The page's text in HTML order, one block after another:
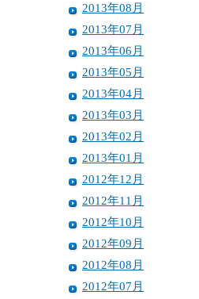
2013年08月
2013年07月
2013年06月
2013年05月
2013年04月
2013年03月
2013年02月
2013年01月
2012年12月
2012年11月
2012年10月
2012年09月
2012年08月
2012年07月